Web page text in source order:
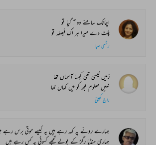
اچانک سامنے وہ آ گیا تو
پلٹ دے میرا ہر اک فیصلہ تو
رشمی صبا
زمیں کیسی تھی کیسا آسماں تھا
نہیں معلوم مجھ کو میں کہاں تھا
راج کھیتی
ہمارے رونے پہ کہہ رہے ہیں یہ کیسے موتی برس رہے
ہماری منڈیا رگڑ کے بولے تجھے کسوٹی پہ کس رہے ہیں